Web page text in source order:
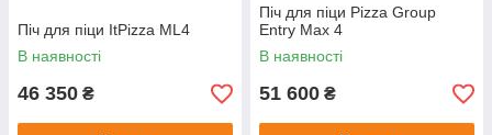
Піч для піци ItPizza ML4
В наявності
46 350 ₴
Піч для піци Pizza Group
Entry Max 4
В наявності
51 600 ₴